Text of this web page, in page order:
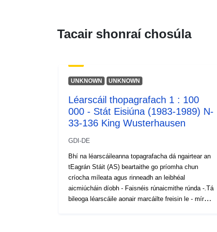
Tacair shonraí chosúla
UNKNOWN UNKNOWN
Léarscáil thopagrafach 1 : 100
000 - Stát Eisiúna (1983-1989) N-
33-136 King Wusterhausen
GDI-DE
Bhí na léarscáileanna topagrafacha dá ngairtear an
tEagrán Stáit (AS) beartaithe go príomha chun
críocha míleata agus rinneadh an leibhéal
aicmiúcháin díobh - Faisnéis rúnaicmithe rúnda -.Tá
bileoga léarscáile aonair marcáilte freisin le - mír